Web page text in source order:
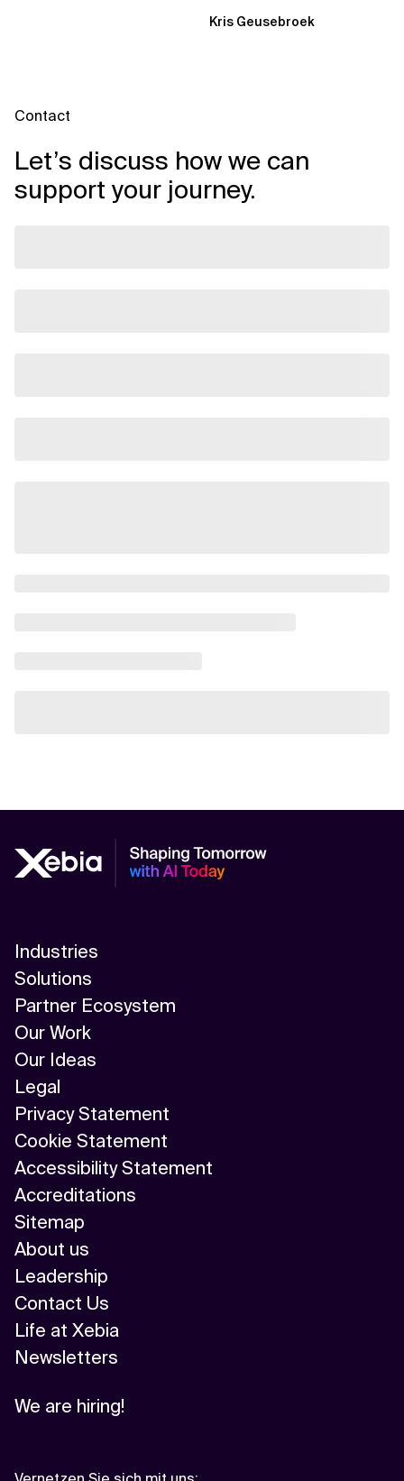
Kris Geusebroek
Contact
Let’s discuss how we can
support your journey.
Industries
Solutions
Partner Ecosystem
Our Work
Our Ideas
Legal
Privacy Statement
Cookie Statement
Accessibility Statement
Accreditations
Sitemap
About us
Leadership
Contact Us
Life at Xebia
Newsletters
We are hiring!